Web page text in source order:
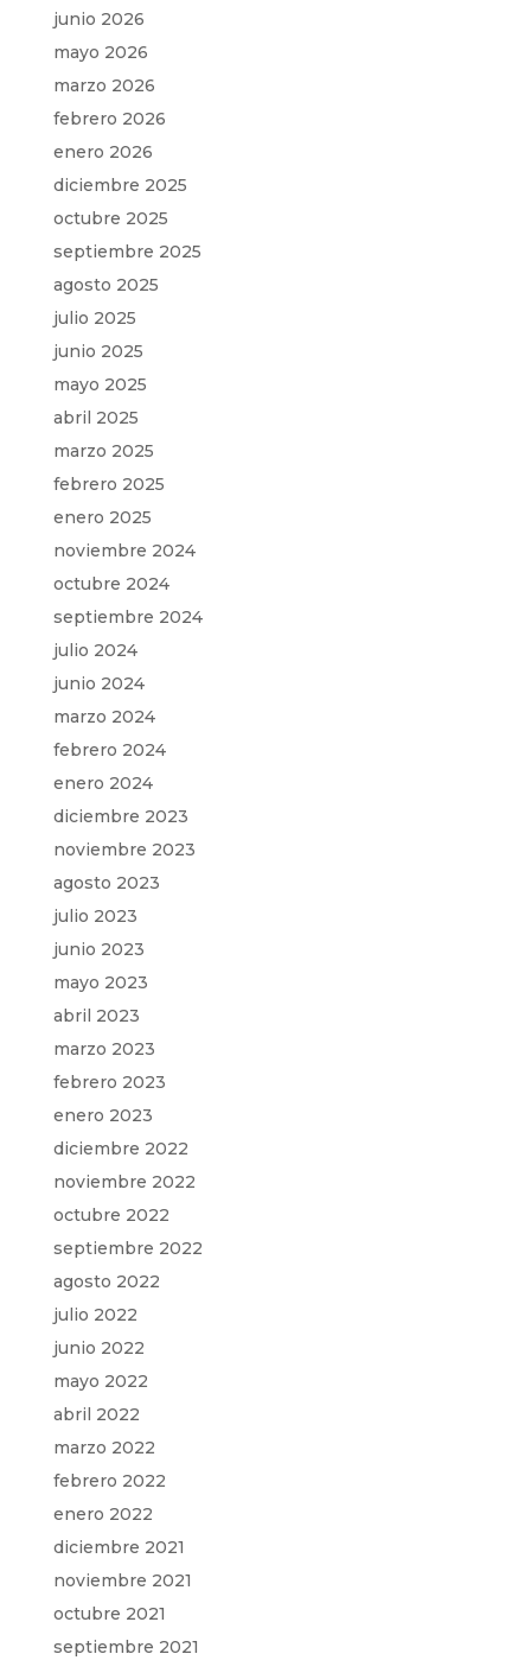
junio 2026
mayo 2026
marzo 2026
febrero 2026
enero 2026
diciembre 2025
octubre 2025
septiembre 2025
agosto 2025
julio 2025
junio 2025
mayo 2025
abril 2025
marzo 2025
febrero 2025
enero 2025
noviembre 2024
octubre 2024
septiembre 2024
julio 2024
junio 2024
marzo 2024
febrero 2024
enero 2024
diciembre 2023
noviembre 2023
agosto 2023
julio 2023
junio 2023
mayo 2023
abril 2023
marzo 2023
febrero 2023
enero 2023
diciembre 2022
noviembre 2022
octubre 2022
septiembre 2022
agosto 2022
julio 2022
junio 2022
mayo 2022
abril 2022
marzo 2022
febrero 2022
enero 2022
diciembre 2021
noviembre 2021
octubre 2021
septiembre 2021